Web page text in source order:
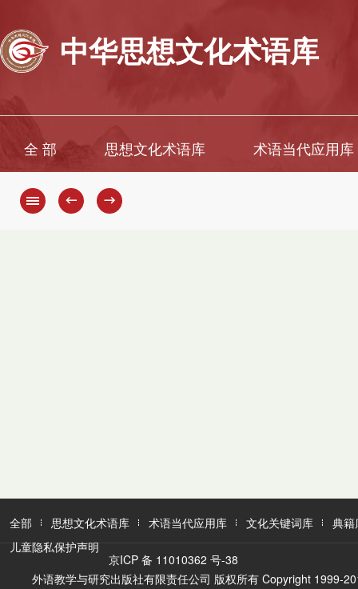
中华思想文化术语库
全 部 思想文化术语库 术语当代应用库
← →
全部 思想文化术语库 术语当代应用库 文化关键词库
典籍
儿童隐私保护声明
京ICP 备 11010362 号-38
外语教学与研究出版社有限责任公司 版权所有 Copyright 1999-